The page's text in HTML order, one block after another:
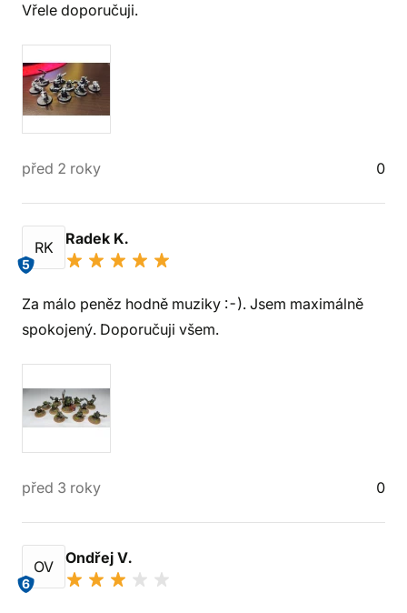
Vřele doporučuji.
před 2 roky 0
RK
5
Radek K.
Za málo peněz hodně muziky :-). Jsem maximálně
spokojený. Doporučuji všem.
před 3 roky 0
OV
6
Ondřej V.